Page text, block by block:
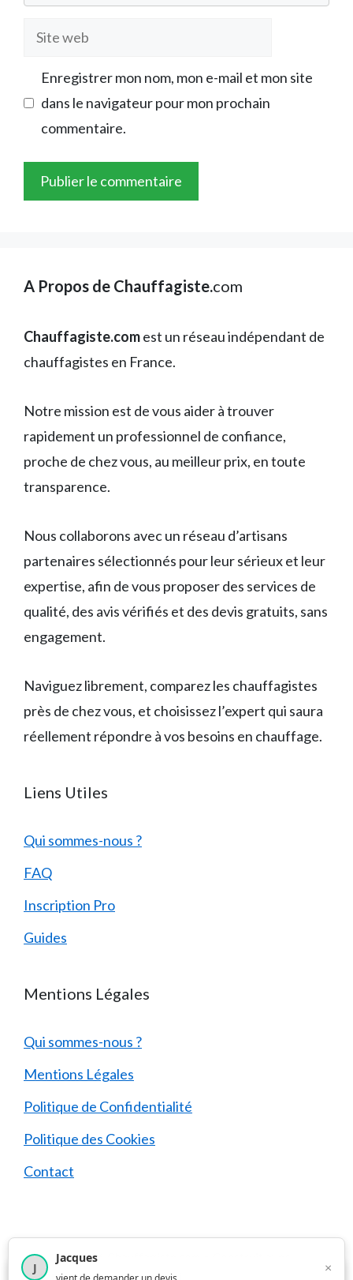
Site
Enregistrer mon nom, mon e-mail et mon site
dans le navigateur pour mon prochain
commentaire.
A Propos de Chauffagiste.com
Chauffagiste.comest un réseau indépendant de
chauffagistes en France.
Notre mission est de vous aider à trouver
rapidement un professionnel de confiance,
proche de chez vous, au meilleur prix, en toute
transparence.
Nous collaborons avec un réseau d’artisans
partenaires sélectionnés pour leur sérieux et leur
expertise, afin de vous proposer des services de
qualité, des avis vérifiés et des devis gratuits, sans
engagement.
Naviguez librement, comparez les chauffagistes
près de chez vous, et choisissez l’expert qui saura
réellement répondre à vos besoins en chauffage.
Liens Utiles
Qui sommes-nous ?
FAQ
Inscription Pro
Guides
Mentions Légales
Qui sommes-nous ?
Mentions Légales
Politique de Confidentialité
Politique des Cookies
Contact
© 2026 Chauffagiste.com
J
Jacques
×